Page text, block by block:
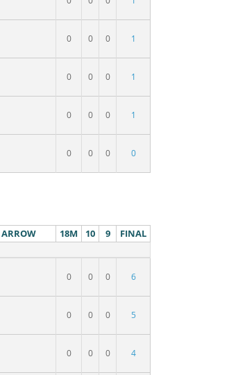
0 0 0 1
0 0 0 1
0 0 0 1
0 0 0 0
ARROW 18M 10 9 FINAL
0 0 0 6
0 0 0 5
0 0 0 4